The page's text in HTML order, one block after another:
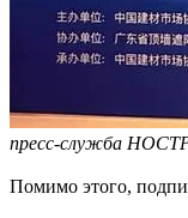
пресс-служба
Помимо этого,